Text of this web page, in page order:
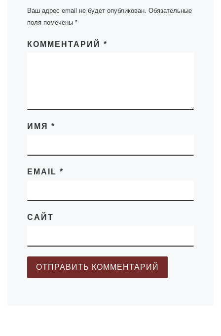
Ваш адрес email не будет опубликован. Обязательные
поля помечены *
КОММЕНТАРИЙ *
ИМЯ *
EMAIL *
САЙТ